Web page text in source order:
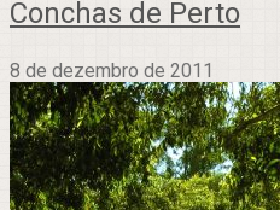
Conchas de Perto
8 de dezembro de 2011